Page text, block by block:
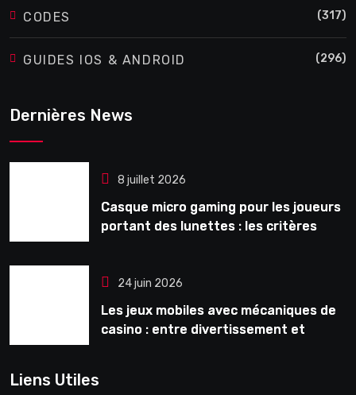
CODES (317)
GUIDES IOS & ANDROID (296)
Dernières News
8 juillet 2026
Casque micro gaming pour les joueurs
portant des lunettes : les critères
24 juin 2026
Les jeux mobiles avec mécaniques de
casino : entre divertissement et
Liens Utiles